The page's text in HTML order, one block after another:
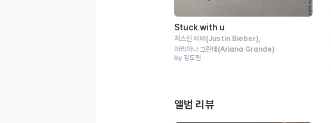
Stuck with u
저스틴 비버 (Justin Bieber)
아리아나 그란데 (Ariana Grande)
by 김도헌
앨범 리뷰